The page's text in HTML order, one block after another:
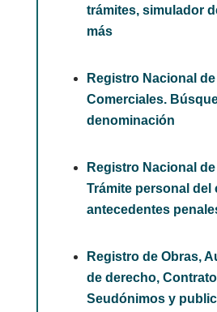
trámites, simulador
más
Registro Nacional
Comerciales.
denominación
Registro Nacional
Trámite personal del
antecedentes
Registro de Obras,
de derecho,
Seudónimos y